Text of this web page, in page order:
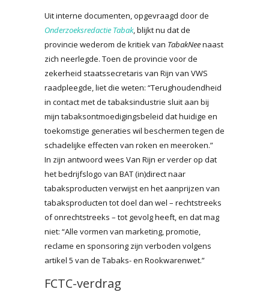
Uit interne documenten, opgevraagd door de
Onderzoeksredactie Tabak, blijkt nu dat de
provincie wederom de kritiek van TabakNeenaast
zich neerlegde. Toen de provincie voor de
zekerheid staatssecretaris van Rijn van VWS
raadpleegde, liet die weten: “Terughoudendheid
in contact met de tabaksindustrie sluit aan bij
mijn tabaksontmoedigingsbeleid dat huidige en
toekomstige generaties wil beschermen tegen de
schadelijke effecten van roken en meeroken.”
In zijn antwoord wees Van Rijn er verder op dat
het bedrijfslogo van BAT (in)direct naar
tabaksproducten verwijst en het aanprijzen van
tabaksproducten tot doel dan wel – rechtstreeks
of onrechtstreeks – tot gevolg heeft, en dat mag
niet: “Alle vormen van marketing, promotie,
reclame en sponsoring zijn verboden volgens
artikel 5 van de Tabaks- en Rookwarenwet.”
FCTC-verdrag